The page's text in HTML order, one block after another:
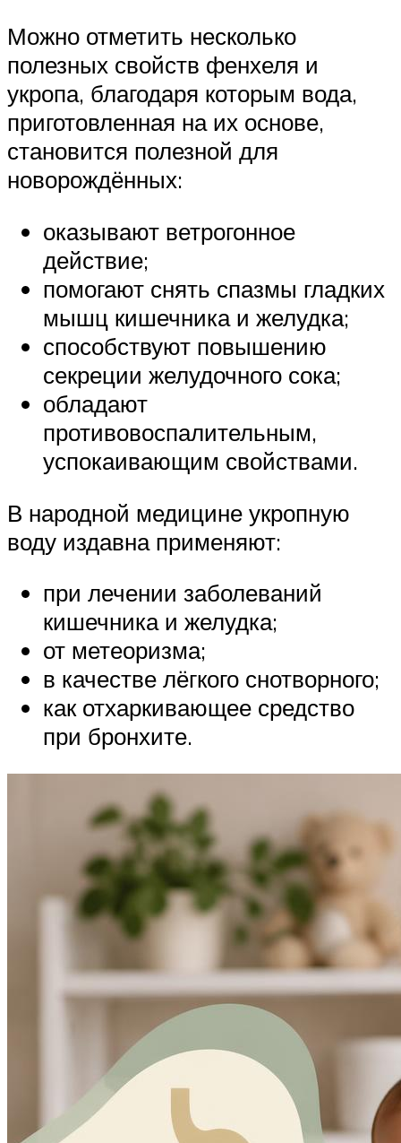
Можно отметить несколько
полезных свойств фенхеля и
укропа, благодаря которым вода,
приготовленная на их основе,
становится полезной для
новорождённых:
оказывают ветрогонное
действие;
помогают снять спазмы гладких
мышц кишечника и желудка;
способствуют повышению
секреции желудочного сока;
обладают
противовоспалительным,
успокаивающим свойствами.
В народной медицине укропную
воду издавна применяют:
при лечении заболеваний
кишечника и желудка;
от метеоризма;
в качестве лёгкого снотворного;
как отхаркивающее средство
при бронхите.